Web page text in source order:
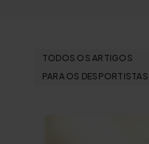
TODOS OS ARTIGOS
PARA OS DESPORTISTAS